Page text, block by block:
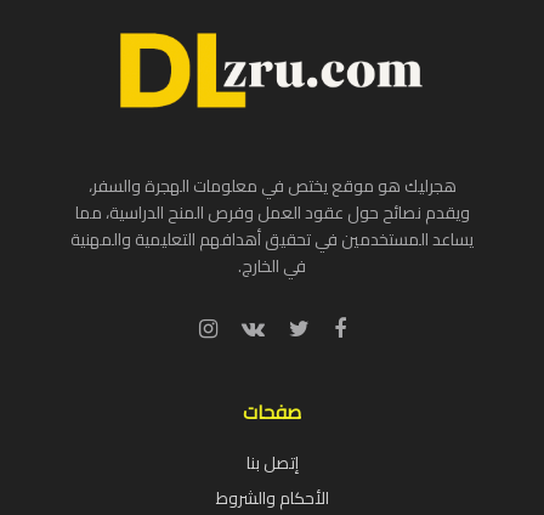
هجرليك هو موقع يختص في معلومات الهجرة والسفر،
ويقدم نصائح حول عقود العمل وفرص المنح الدراسية، مما
يساعد المستخدمين في تحقيق أهدافهم التعليمية والمهنية
في الخارج.
صفحات
إتصل بنا
الأحكام والشروط